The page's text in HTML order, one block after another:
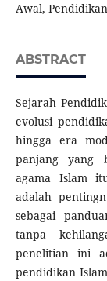
Awal,
ABSTRACT
Sejarah
evolusi
hingga era
panjang yang
agama Islam
adalah
sebagai
tanpa
penelitian ini
pendidikan